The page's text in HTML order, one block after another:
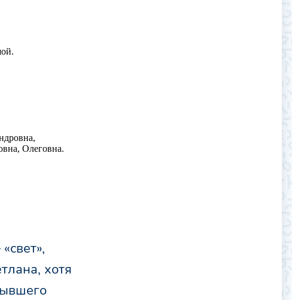
Олеговна.
хотя